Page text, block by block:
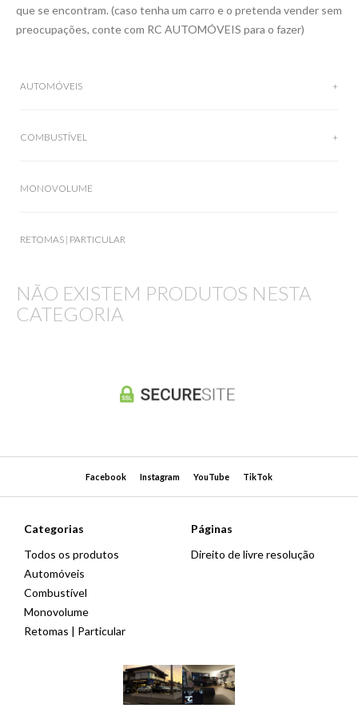
que se encontram. (caso tenha um carro e o pretenda vender sem
preocupações, conte com RC AUTOMÓVEIS para o fazer)
AUTOMÓVEIS
COMBUSTÍVEL
MONOVOLUME
RETOMAS | PARTICULAR
NÃO EXISTEM PRODUTOS NESTA
CATEGORIA
Facebook Instagram YouTube TikTok
Categorias
Todos os produtos
Automóveis
Combustível
Monovolume
Retomas | Particular
Páginas
Direito de livre resolução